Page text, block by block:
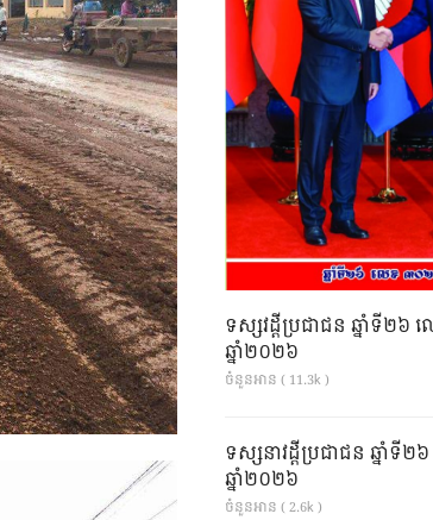
ទស្សវដ្តីប្រជាជន ឆ្នាំទី២៦
ឆ្នាំ២០២៦
ចំនួនអាន ( 11.3k )
ទស្សនាវដ្ដីប្រជាជន ឆ្នាំទី
ឆ្នាំ២០២៦
ចំនួនអាន ( 2.6k )